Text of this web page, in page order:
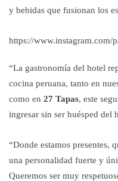
y bebidas que fusionan los
https://www.instagram.com/
“La gastronomía del hotel
cocina peruana, tanto en
como en 27 Tapas, este
ingresar sin ser huésped del
“Donde estamos presentes,
una personalidad fuerte y
Queremos ser muy